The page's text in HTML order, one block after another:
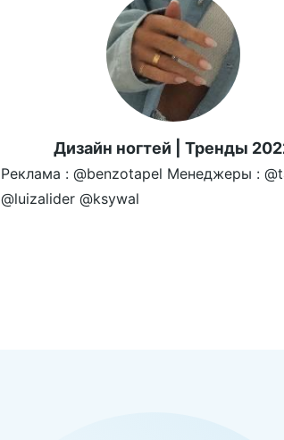
Дизайн ногтей | Тренды
Реклама : @benzotapel Менеджеры :
@luizalider @ksywal